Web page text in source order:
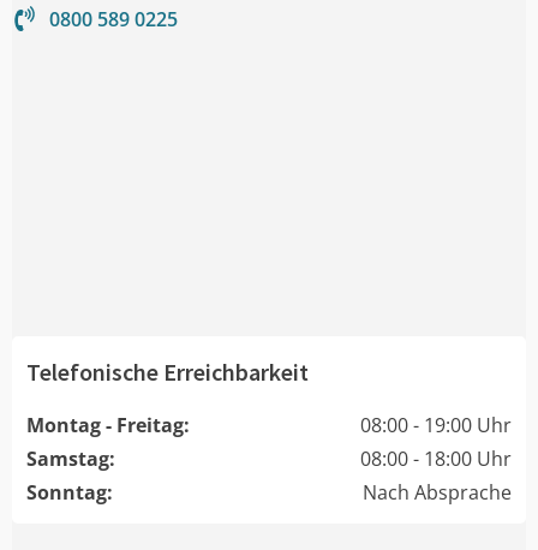
0800 589 0225
Telefonische Erreichbarkeit
Montag - Freitag:
08:00 - 19:00 Uhr
Samstag:
08:00 - 18:00 Uhr
Sonntag:
Nach Absprache